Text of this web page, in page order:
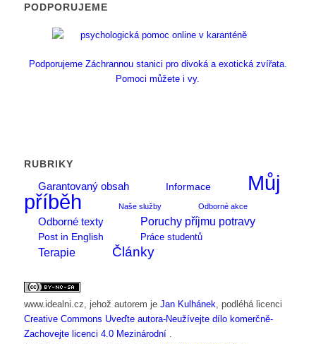
PODPORUJEME
Podporujeme Záchrannou stanici pro divoká a exotická zvířata.
Pomoci můžete i vy.
RUBRIKY
Garantovaný obsah
Informace
Můj
příběh
Naše služby Odborné akce
Odborné texty Poruchy příjmu potravy
Post in English Práce studentů
Terapie Články
www.idealni.cz , jehož autorem je Jan Kulhánek , podléhá licenci
Creative Commons Uveďte autora-Neužívejte dílo komerčně-
Zachovejte licenci 4.0 Mezinárodní